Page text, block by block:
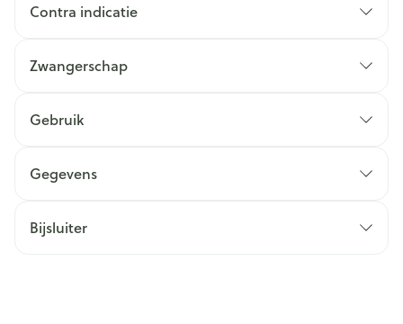
Contra indicatie
Zwangerschap
Gebruik
Gegevens
Bijsluiter